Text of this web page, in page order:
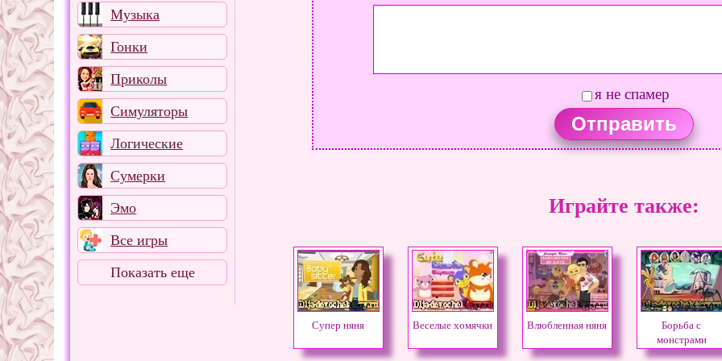
Музыка
Гонки
Приколы
Симуляторы
Логические
Сумерки
Эмо
Все игры
Показать еще
я не спамер
Играйте также:
Супер няня Веселые хомячки Влюбленная няня
Борьба с
монстрами